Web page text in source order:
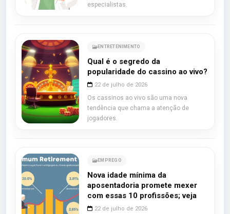
especialistas.
ENTRETENIMENTO
Qual é o segredo da
popularidade do cassino ao vivo?
22 de julho de 2026
Os cassinos ao vivo são uma nova
tendência que chama a atenção de
jogadores.
EMPREGO
Nova idade mínima da
aposentadoria promete mexer
com essas 10 profissões; veja
22 de julho de 2026